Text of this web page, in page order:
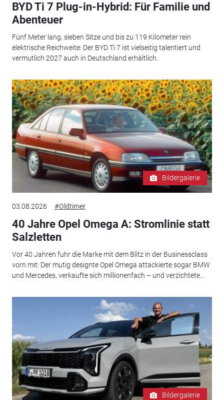
BYD Ti 7 Plug-in-Hybrid: Für Familie und
Abenteuer
Fünf Meter lang, sieben Sitze und bis zu 119 Kilometer rein
elektrische Reichweite: Der BYD Ti 7 ist vielseitig talentiert und
vermutlich 2027 auch in Deutschland erhältlich.
Bildergalerie
03.08.2026 #Oldtimer
40 Jahre Opel Omega A: Stromlinie statt
Salzletten
Vor 40 Jahren fuhr die Marke mit dem Blitz in der Businessclass
vorn mit: Der mutig designte Opel Omega attackierte sogar BMW
und Mercedes, verkaufte sich millionenfach – und verzichtete...
Bildergalerie